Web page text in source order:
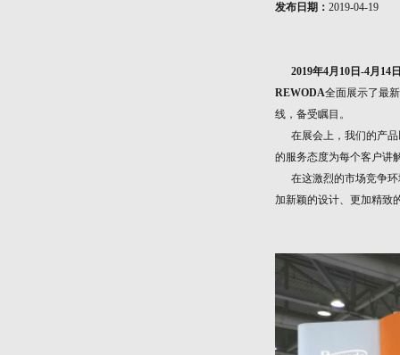
发布日期： 2019-04-19
2019年4月 10日-4月 14
REWODA全面展示了最
线，备受瞩目。
在展会上，我们的产品
的服务态度为每个客户讲
在这激烈的市场竞争环
加新颖的设计、更加精致